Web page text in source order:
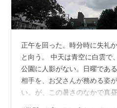
正午を回った。時分時に失礼
と向う。 中天は青空に白雲で
公園に人影がない。日曜であ
相手を、お父さんが務める姿
い。が、この暑さのなかで真